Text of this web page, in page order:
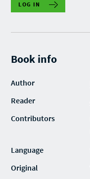
LOG IN
Book info
Author
Reader
Contributors
Language
Original